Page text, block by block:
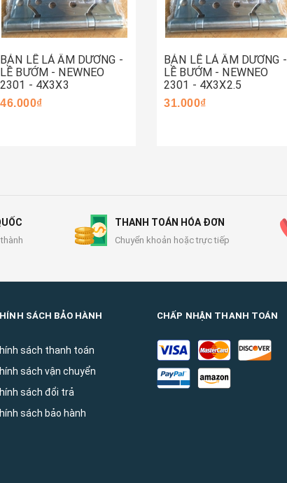
BẢN LỀ LÁ ÂM DƯƠNG -
LỀ BƯỚM - NEWNEO
2301 - 4X3X3
46.000₫
BẢN LỀ LÁ ÂM DƯƠNG -
LỀ BƯỚM - NEWNEO
2301 - 4X3X2.5
31.000₫
THANH TOÁN HÓA ĐƠN
Chuyển khoản hoặc trực tiếp
SÁCH BẢO HÀNH
sách thanh toán
sách vận chuyển
sách đổi trả
sách bảo hành
CHẤP NHẬN THANH TOÁN